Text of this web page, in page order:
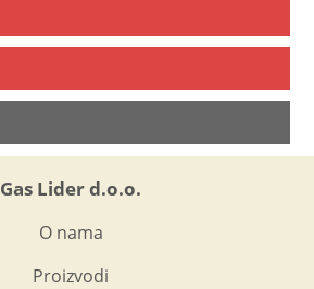
Gas Lider d.o.o.
O nama
Proizvodi